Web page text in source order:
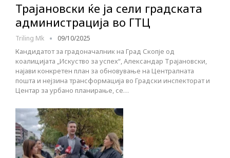
Трајановски ќе ја сели градската
администрација во ГТЦ
Triling Mk 09/10/2025
Кандидатот за градоначалник на Град Скопје од
коалицијата „Искуство за успех“, Александар Трајановски,
најави конкретен план за обновување на Централната
пошта и нејзина трансформација во Градски инспекторат и
Центар за урбано планирање, се…